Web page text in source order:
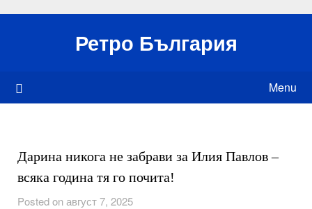
Ретро България
Menu
Дарина никога не забрави за Илия Павлов –
всяка година тя го почита!
Posted on август 7, 2025